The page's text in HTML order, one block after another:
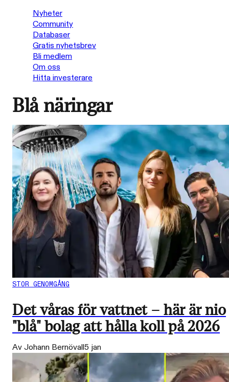
Nyheter
Community
Databaser
Gratis nyhetsbrev
Bli medlem
Om oss
Hitta investerare
Blå näringar
STOR GENOMGÅNG
Det våras för vattnet – här är nio
"blå" bolag att hålla koll på 2026
Av Johann Bernövall5 jan